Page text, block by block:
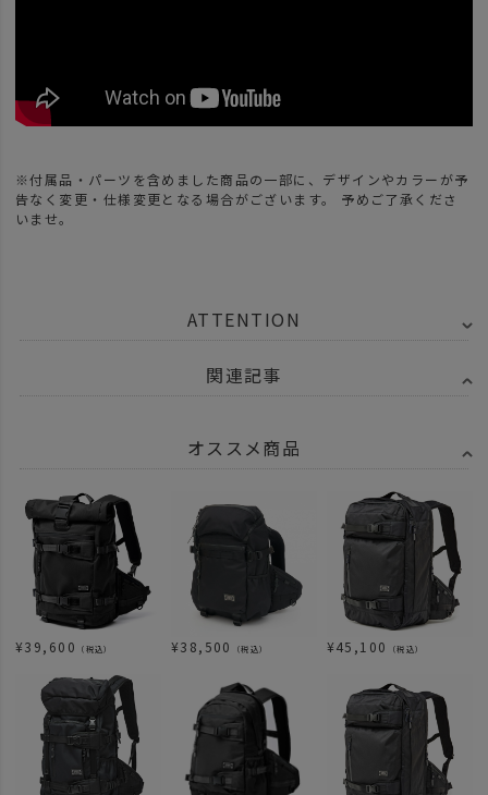
※付属品・パーツを含めました商品の一部に、デザインやカラーが予
告なく変更・仕様変更となる場合がございます。 予めご了承くださ
いませ。
ATTENTION
関連記事
オススメ商品
¥39,600 （税込） ¥38,500 （税込） ¥45,100 （税込）